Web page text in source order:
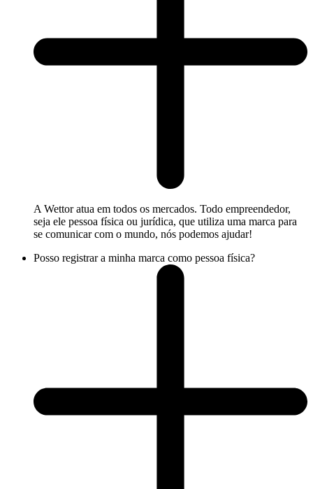
A Wettor atua em todos os mercados. Todo empreendedor,
seja ele pessoa física ou jurídica, que utiliza uma marca para
se comunicar com o mundo, nós podemos ajudar!
Posso registrar a minha marca como pessoa física?